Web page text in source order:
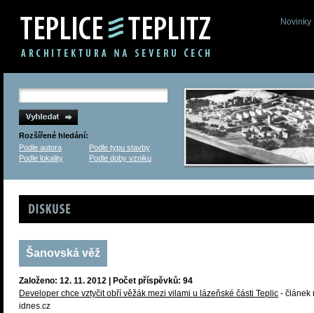
Novinky
Rozšířené hledání:
Podle autora
Podle typu stavby
Podle lokality
Podle doby vzniku
Diskuse
Šanovská věž
Založeno: 12. 11. 2012 | Počet příspěvků: 94
Developer chce vztyčit obří věžák mezi vilami u lázeňské části Teplic - článek
idnes.cz